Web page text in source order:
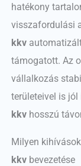
hatékony
visszafordulási
kkvautomatizált
támogatott. Az
vállalkozás
területeivel is
kkvhosszú
Milyen
kkvbevezetése